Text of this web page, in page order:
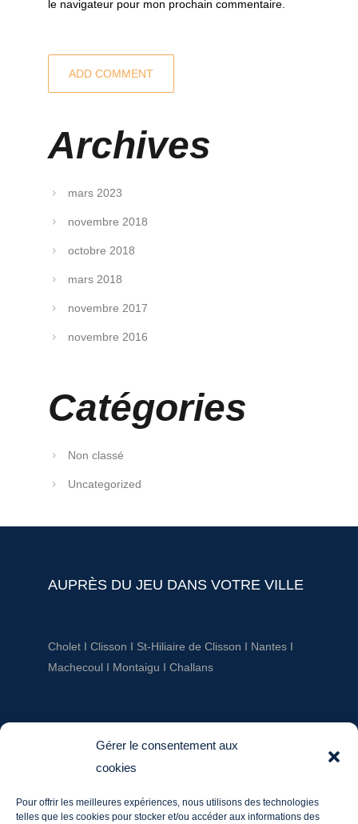
Gérer le consentement aux
cookies
Pour offrir les meilleures expériences, nous utilisons des technologies
telles que les cookies pour stocker et/ou accéder aux informations des
le navigateur pour mon prochain commentaire.
Archives
mars 2023
novembre 2018
octobre 2018
mars 2018
novembre 2017
novembre 2016
Catégories
Non classé
Uncategorized
AUPRÈS DU JEU DANS VOTRE VILLE
CholetI Clisson I St-Hiliaire de Clisson I NantesI
Machecoul I Montaigu I Challans
AUPRÈS DU JEU
Tél. : 06 20 60 03 36